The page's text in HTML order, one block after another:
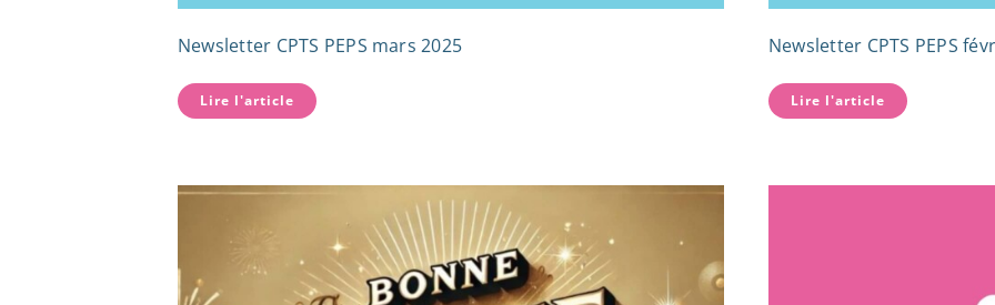
Newsletter CPTS PEPS mars 2025
Lire l'article
Newsletter CPTS PEPS
Lire l'article